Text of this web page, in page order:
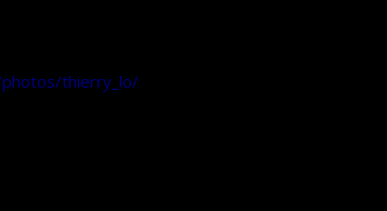
thierry_lo/